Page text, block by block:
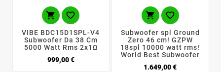
 
VIBE BDC15D1SPL-V4
Subwoofer Da 38 Cm
5000 Watt Rms 2x1Ω
999,00 €Prezzo
 
Subwoofer spl Ground
Zero 46 cm! GZPW
18spl 10000 watt rms!
World Best Subwoofer
1.649,00 €Prezzo